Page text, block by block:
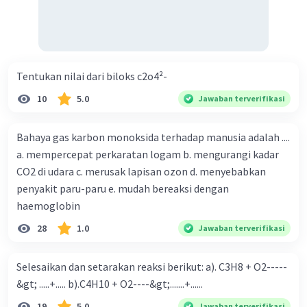
Tentukan nilai dari biloks c2o4²-
10 5.0 Jawaban terverifikasi
Bahaya gas karbon monoksida terhadap manusia adalah ....
a. mempercepat perkaratan logam b. mengurangi kadar
CO2 di udara c. merusak lapisan ozon d. menyebabkan
penyakit paru-paru e. mudah bereaksi dengan
haemoglobin
28 1.0 Jawaban terverifikasi
Selesaikan dan setarakan reaksi berikut: a). C3H8 + O2-----
&gt; .....+..... b).C4H10 + O2----&gt;.......+......